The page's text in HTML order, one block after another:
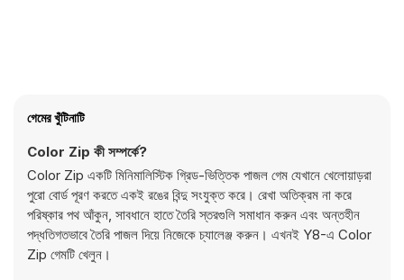
গেমের খুঁটিনাটি
Color Zip কী সম্পর্কে?
Color Zip একটি মিনিমালিস্টিক গ্রিড-ভিত্তিক পাজল গেম যেখানে খেলোয়াড়রা
পুরো বোর্ড পূরণ করতে একই রঙের বিন্দু সংযুক্ত করে। রেখা অতিক্রম না করে
পরিষ্কার পথ আঁকুন, সাবধানে হাতে তৈরি স্তরগুলি সমাধান করুন এবং অন্তহীন
পদ্ধতিগতভাবে তৈরি পাজল দিয়ে নিজেকে চ্যালেঞ্জ করুন। এখনই Y8-এ Color
Zip গেমটি খেলুন।